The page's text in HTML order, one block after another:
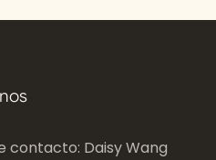
contacto: Daisy Wang